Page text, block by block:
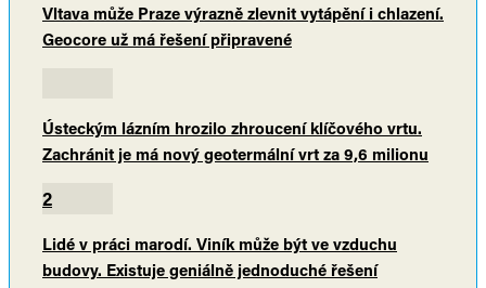
Vltava může Praze výrazně zlevnit vytápění i chlazení.
Geocore už má řešení připravené
Ústeckým lázním hrozilo zhroucení klíčového vrtu.
Zachránit je má nový geotermální vrt za 9,6 milionu
2
Lidé v práci marodí. Viník může být ve vzduchu
budovy. Existuje geniálně jednoduché řešení